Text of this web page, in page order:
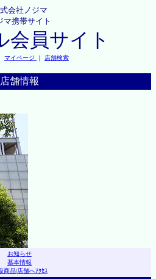
会社ノジマ
マ携帯サイト
会員サイト
マイページ ｜ 店舗検索
店舗情報
お知らせ
基本情報
商品|店舗へｱｸｾｽ